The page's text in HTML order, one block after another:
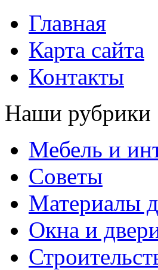
Главная
Карта сайта
Контакты
Наши рубрики
Мебель и
Советы
Материалы
Окна и